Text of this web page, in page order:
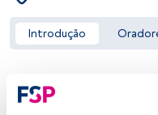
Introdução